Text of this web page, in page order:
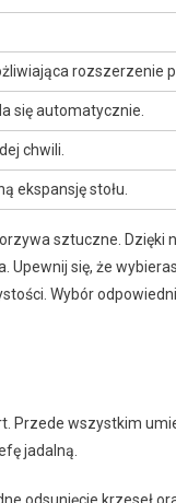
rozszerzenie
się automatycznie.
chwili.
ekspansję stołu.
sztuczne. Dzięki
Upewnij się, że
Wybór
Przede wszystkim
jadalną.